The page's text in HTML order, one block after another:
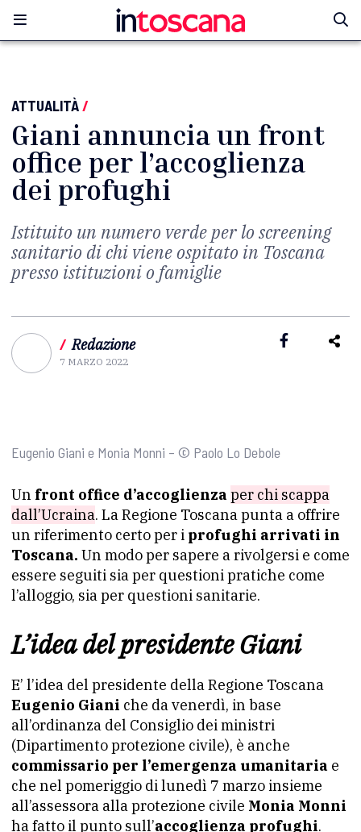
ATTUALITÀ/
Giani annuncia un front
office per l’accoglienza
dei profughi
Istituito un numero verde per lo screening
sanitario di chi viene ospitato in Toscana
presso istituzioni o famiglie
/ Redazione
7 MARZO 2022
Eugenio Giani e Monia Monni – © Paolo Lo Debole
Un front office d’accoglienza per chi scappa
dall’Ucraina. La Regione Toscana punta a offrire
un riferimento certo per i profughi arrivati in
Toscana. Un modo per sapere a rivolgersi e come
essere seguiti sia per questioni pratiche come
l’alloggio, sia per questioni sanitarie.
L’idea del presidente Giani
E’ l’idea del presidente della Regione Toscana
Eugenio Giani che da venerdì, in base
all’ordinanza del Consiglio dei ministri
(Dipartimento protezione civile), è anche
commissario per l’emergenza umanitaria e
che nel pomeriggio di lunedì 7 marzo insieme
all’assessora alla protezione civile Monia Monni
ha fatto il punto sull’accoglienza profughi.